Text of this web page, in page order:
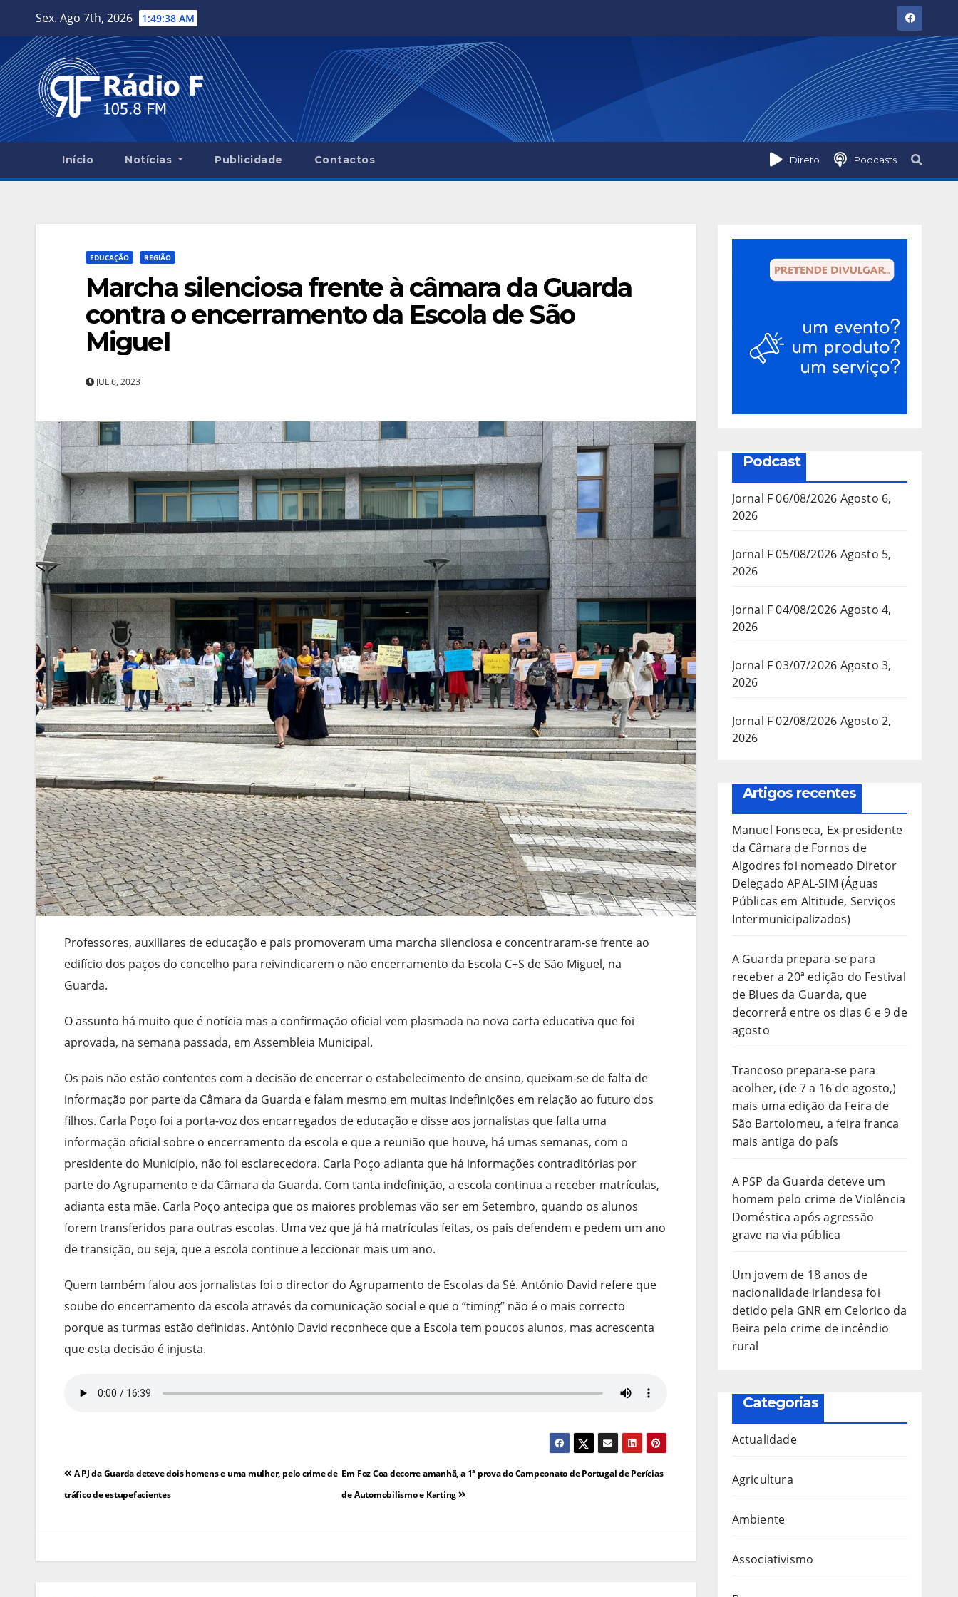
content
Sex. Ago 7th, 2026 1:49:39 AM
Direto Podcasts
Início Notícias Publicidade Contactos
EDUCAÇÃO REGIÃO
Marcha silenciosa frente à câmara da Guarda
contra o encerramento da Escola de São
Miguel
JUL 6, 2023
Professores, auxiliares de educação e pais promoveram uma marcha silenciosa e concentraram-se frente ao
edifício dos paços do concelho para reivindicarem o não encerramento da Escola C+S de São Miguel, na
Guarda.
O assunto há muito que é notícia mas a confirmação oficial vem plasmada na nova carta educativa que foi
aprovada, na semana passada, em Assembleia Municipal.
Os pais não estão contentes com a decisão de encerrar o estabelecimento de ensino, queixam-se de falta de
informação por parte da Câmara da Guarda e falam mesmo em muitas indefinições em relação ao futuro dos
filhos. Carla Poço foi a porta-voz dos encarregados de educação e disse aos jornalistas que falta uma
informação oficial sobre o encerramento da escola e que a reunião que houve, há umas semanas, com o
presidente do Município, não foi esclarecedora. Carla Poço adianta que há informações contraditórias por
parte do Agrupamento e da Câmara da Guarda. Com tanta indefinição, a escola continua a receber matrículas,
adianta esta mãe. Carla Poço antecipa que os maiores problemas vão ser em Setembro, quando os alunos
forem transferidos para outras escolas. Uma vez que já há matrículas feitas, os pais defendem e pedem um ano
de transição, ou seja, que a escola continue a leccionar mais um ano.
Quem também falou aos jornalistas foi o director do Agrupamento de Escolas da Sé. António David refere que
soube do encerramento da escola através da comunicação social e que o “timing” não é o mais correcto
porque as turmas estão definidas. António David reconhece que a Escola tem poucos alunos, mas acrescenta
que esta decisão é injusta.
Navegação
de
Em Foz Coa decorre amanhã, a 1ª prova do Campeonato de Portugal de Perícias
de Automobilismo e Karting
A PJ da Guarda deteve dois homens e uma mulher, pelo crime de
tráfico de estupefacientes
Podcast
Jornal F 06/08/2026 Agosto 6,
2026
Jornal F 05/08/2026 Agosto 5,
2026
Jornal F 04/08/2026 Agosto 4,
2026
Jornal F 03/07/2026 Agosto 3,
2026
Jornal F 02/08/2026 Agosto 2,
2026
Artigos recentes
Manuel Fonseca, Ex-presidente
da Câmara de Fornos de
Algodres foi nomeado Diretor
Delegado APAL-SIM (Águas
Públicas em Altitude, Serviços
Intermunicipalizados)
A Guarda prepara-se para
receber a 20ª edição do Festival
de Blues da Guarda, que
decorrerá entre os dias 6 e 9 de
agosto
Trancoso prepara-se para
acolher, (de 7 a 16 de agosto,)
mais uma edição da Feira de
São Bartolomeu, a feira franca
mais antiga do país
A PSP da Guarda deteve um
homem pelo crime de Violência
Doméstica após agressão
grave na via pública
Um jovem de 18 anos de
nacionalidade irlandesa foi
detido pela GNR em Celorico da
Beira pelo crime de incêndio
rural
Categorias
Actualidade
Agricultura
Ambiente
Associativismo